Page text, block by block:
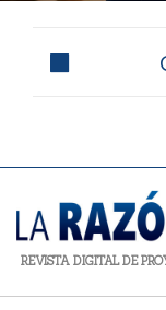
REVISTA DIGITAL DE